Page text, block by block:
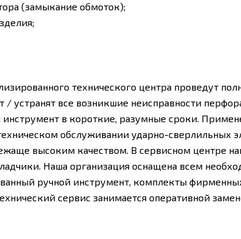
(замыкание обмоток);
технического центра проведут
/ устранят все возникшие неисправности
в короткие, разумные сроки.
обслуживании ударно-сверлильных
высоким качеством. В сервисном центре
Наша организация оснащена всем
ручной инструмент, комплекты
сервис занимается оперативной